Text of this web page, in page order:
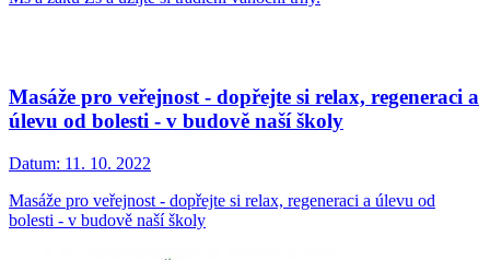
Masáže pro veřejnost - dopřejte si relax, regeneraci a
úlevu od bolesti - v budově naší školy
Datum: 11. 10. 2022
Masáže pro veřejnost - dopřejte si relax, regeneraci a úlevu od
bolesti - v budově naší školy